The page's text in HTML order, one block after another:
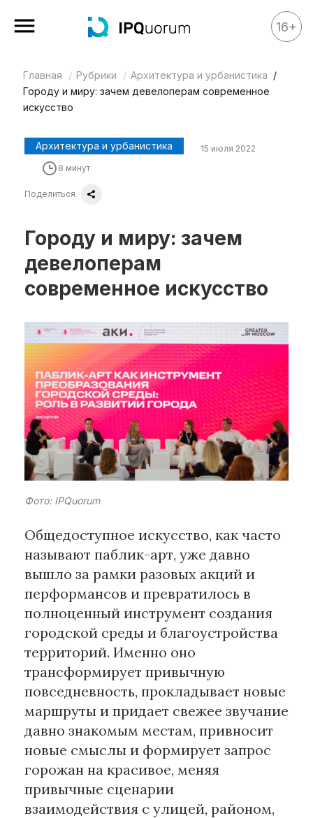
Все материалы
Аналитика
Legal review
События
IP Stories
Квиз
О нас
Календарь
Рубрики
Интеллектуальная собственность
и креативные индустрии
Кино и театр
Искусство
Дизайн и мода
Реклама и маркетинг
Архитектура и урбанистика
Медиа
Образование
Издательское дело
Музыка
Музеи
Материалы партнеров
n'RIS
Онлайн патент
Смотрите нас в соцсетях и мессенджерах
16+
Главная Рубрики
Архитектура и урбанистика
Городу и миру: зачем девелоперам современное
искусство
Архитектура и урбанистика
15 июля 2022
8 минут
Поделиться
Городу и миру: зачем
девелоперам
современное искусство
Фото: IPQuorum
Общедоступное искусство, как часто
называют паблик-арт, уже давно
вышло за рамки разовых акций и
перформансов и превратилось в
полноценный инструмент создания
городской среды и благоустройства
территорий. Именно оно
трансформирует привычную
повседневность, прокладывает новые
маршруты и придает свежее звучание
давно знакомым местам, привносит
новые смыслы и формирует запрос
горожан на красивое, меняя
привычные сценарии
взаимодействия с улицей, районом,